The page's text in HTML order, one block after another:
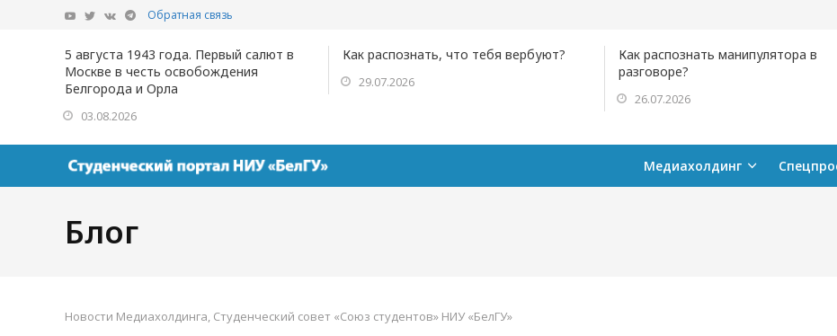
Обратная связь
5 августа 1943 года. Первый салют в
Москве в честь освобождения
Белгорода и Орла
03.08.2026
Как распознать, что тебя вербуют?
29.07.2026
Как распознать манипулятора в
разговоре?
26.07.2026
Медиахолдинг
Блог
Новости Медиахолдинга, Студенческий совет «Союз студентов» НИУ «БелГУ»